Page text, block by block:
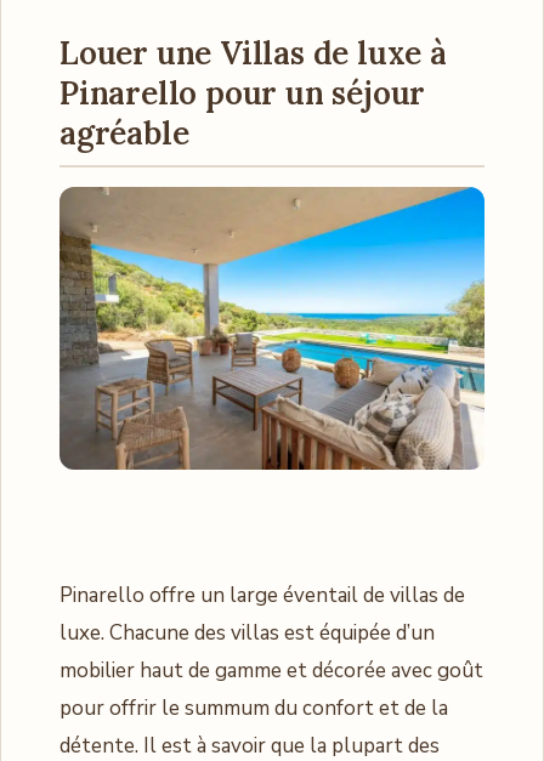
Louer une Villas de luxe à
Pinarello pour un séjour
agréable
Pinarello offre un large éventail de villas de
luxe. Chacune des villas est équipée d’un
mobilier haut de gamme et décorée avec goût
pour offrir le summum du confort et de la
détente. Il est à savoir que la plupart des